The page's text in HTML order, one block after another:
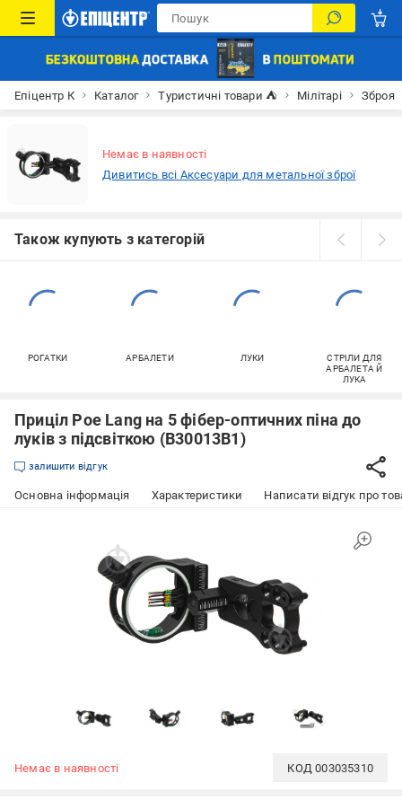
Епіцентр К Каталог Туристичні товари ⛺ Мілітарі Зброя
Немає в наявності
Дивитись всі Аксесуари для метальної зброї
Також купують з категорій
РОГАТКИ АРБАЛЕТИ ЛУКИ
СТРІЛИ ДЛЯ
АРБАЛЕТА Й
ЛУКА
Приціл Poe Lang на 5 фібер-оптичних піна до
луків з підсвіткою (B30013B1)
залишити відгук
Основна інформація Характеристики Написати відгук про
Немає в наявності КОД003035310